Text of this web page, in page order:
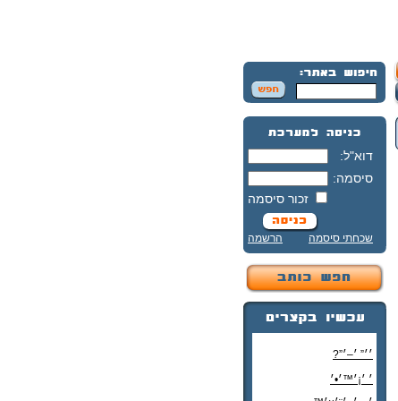
דוא"ל:
סיסמה:
זכור סיסמה
שכחתי סיסמה הרשמה
׳׳” ׳–׳”?
׳ ׳¡׳™׳•׳